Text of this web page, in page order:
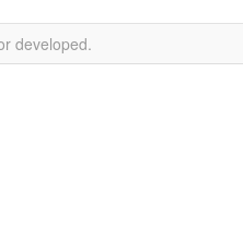
developed.